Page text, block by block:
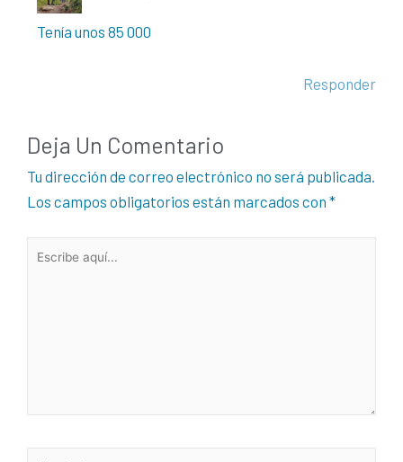
Tenía unos 85 000
Responder
Deja Un Comentario
Tu dirección de correo electrónico no será publicada.
Los campos obligatorios están marcados con *
Escribe